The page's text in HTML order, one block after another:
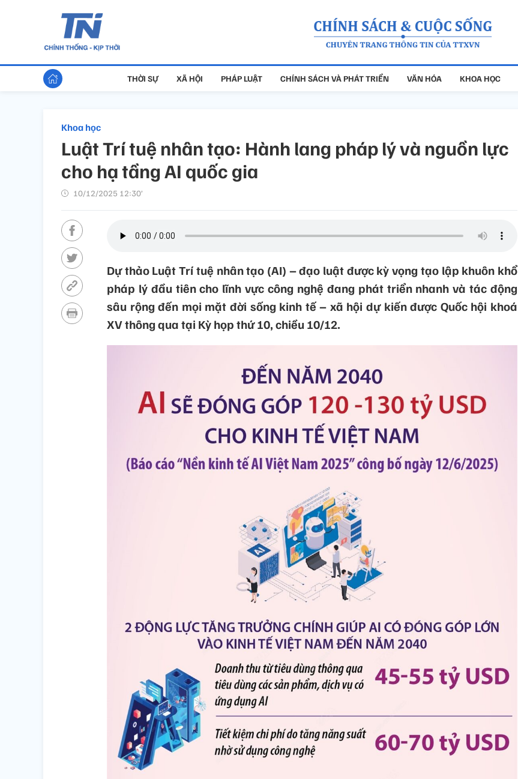
THỜI SỰ XÃ HỘI PHÁP LUẬT CHÍNH SÁCH VÀ PHÁT TRIỂN VĂN HÓA KHOA HỌC
Khoa học
Luật Trí tuệ nhân tạo: Hành lang pháp lý và nguồn lực
cho hạ tầng AI quốc gia
10/12/2025 12:30’
Dự thảo Luật Trí tuệ nhân tạo (AI) – đạo luật được kỳ vọng tạo lập khuôn khổ
pháp lý đầu tiên cho lĩnh vực công nghệ đang phát triển nhanh và tác động
sâu rộng đến mọi mặt đời sống kinh tế – xã hội dự kiến được Quốc hội khoá
XV thông qua tại Kỳ họp thứ 10, chiều 10/12.